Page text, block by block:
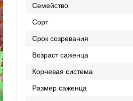
Семейство
Сорт
Срок созревания
Возраст саженца
Корневая система
Размер саженца